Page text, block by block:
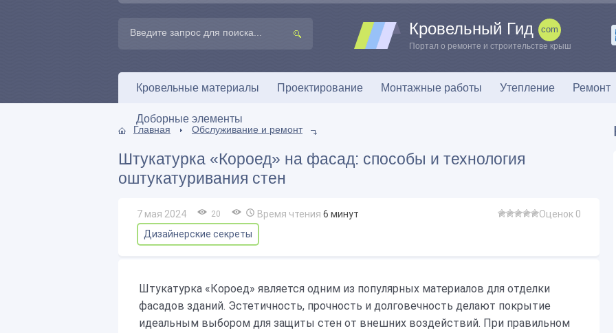
Кровельный Гид
Портал о ремонте и строительстве крыш
Кровельные материалы Проектирование Монтажные работы Утепление Ремонт
Доборные элементы
Главная Обслуживание и ремонт
Штукатурка «Короед» на фасад: способы и технология
оштукатуривания стен
7 мая 2024 20 Время чтения 6 минут
Оценок 0
Дизайнерские секреты
Штукатурка «Короед» является одним из популярных материалов для отделки
фасадов зданий. Эстетичность, прочность и долговечность делают покрытие
идеальным выбором для защиты стен от внешних воздействий. При правильном